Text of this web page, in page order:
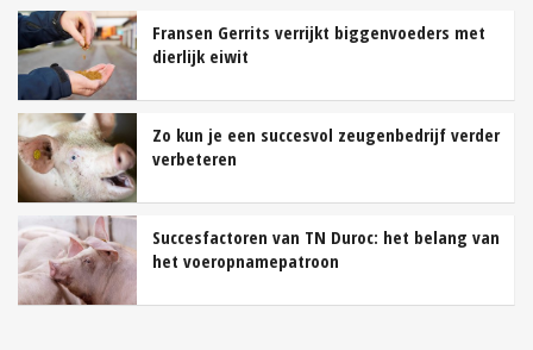
Fransen Gerrits verrijkt biggenvoeders met
dierlijk eiwit
Zo kun je een succesvol zeugenbedrijf verder
verbeteren
Succesfactoren van TN Duroc: het belang van
het voeropnamepatroon